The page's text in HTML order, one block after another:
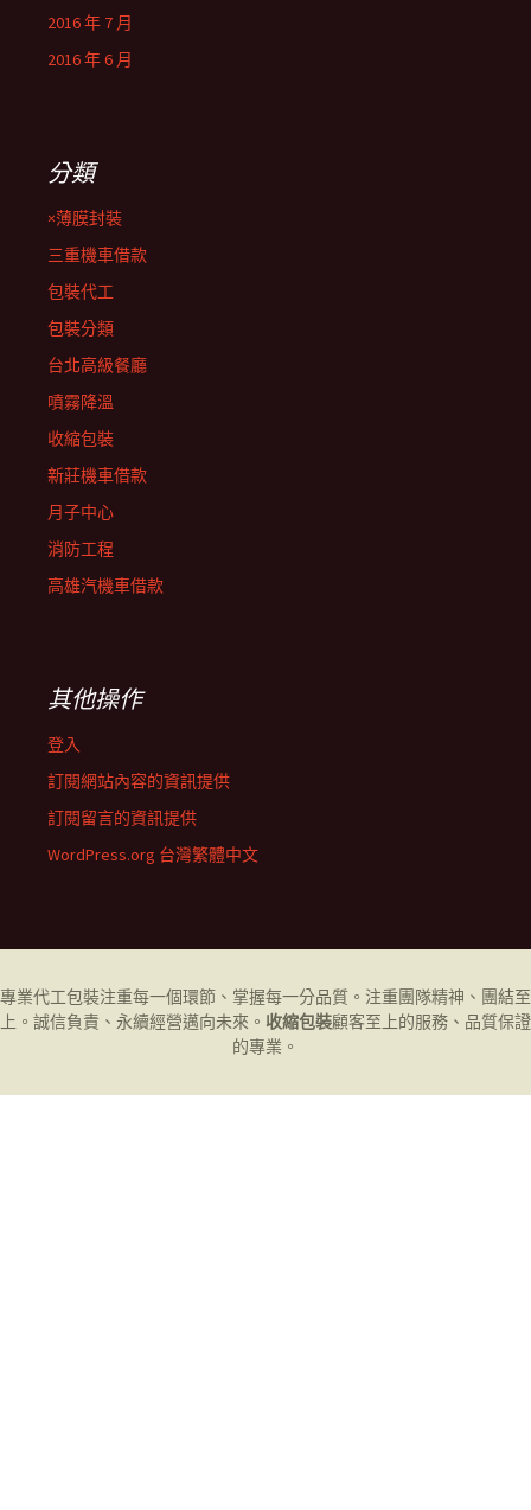
2016 年 7 月
2016 年 6 月
分類
×薄膜封裝
三重機車借款
包裝代工
包裝分類
台北高級餐廳
噴霧降溫
收縮包裝
新莊機車借款
月子中心
消防工程
高雄汽機車借款
其他操作
登入
訂閱網站內容的資訊提供
訂閱留言的資訊提供
WordPress.org 台灣繁體中文
專業代工包裝注重每一個環節、掌握每一分品質。注重團隊精神、團結至
上。誠信負責、永續經營邁向未來。 收縮包裝顧客至上的服務、品質保證
的專業。